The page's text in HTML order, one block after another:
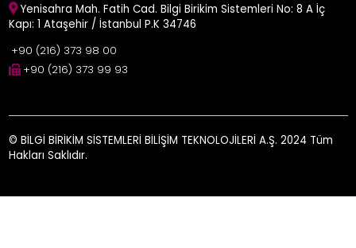
Yenisahra Mah. Fatih Cad. Bilgi Birikim Sistemleri No: 8 A İç
Kapı: 1 Ataşehir / İstanbul P.K 34746
+90 (216) 373 98 00
+90 (216) 373 99 93
© BİLGİ BİRİKİM SİSTEMLERİ BİLİŞİM TEKNOLOJİLERİ A.Ş. 2024 Tüm
Hakları Saklıdır.